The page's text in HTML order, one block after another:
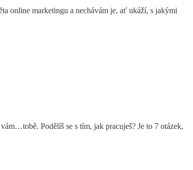
online marketingu a nechávám je, ať ukáží, s jakými
Podělíš se s tím, jak pracuješ? Je to 7 otázek,